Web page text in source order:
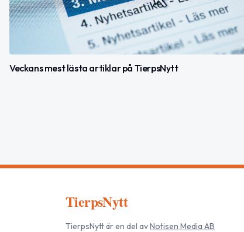
Veckans mest lästa artiklar på TierpsNytt
TierpsNytt
TierpsNyttär en del avNotisen Media AB